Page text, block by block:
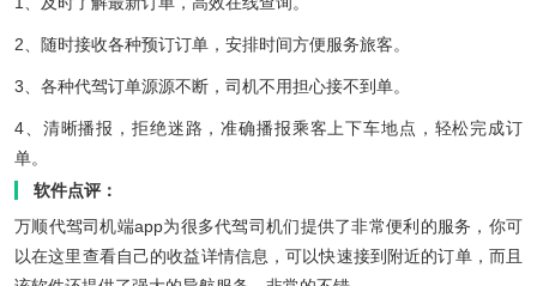
2、随时接收各种预订订单，安排时间方便服务旅客。
3、各种代驾订单源源不断，司机不用担心接不到单。
4、清晰播报，拒绝迷路，准确播报乘客上下车地点，轻松完成订
单。
软件点评：
万顺代驾司机端app为很多代驾司机们提供了非常便利的服务，你可
以在这里查看自己的收益详情信息，可以快速接到附近的订单，而且